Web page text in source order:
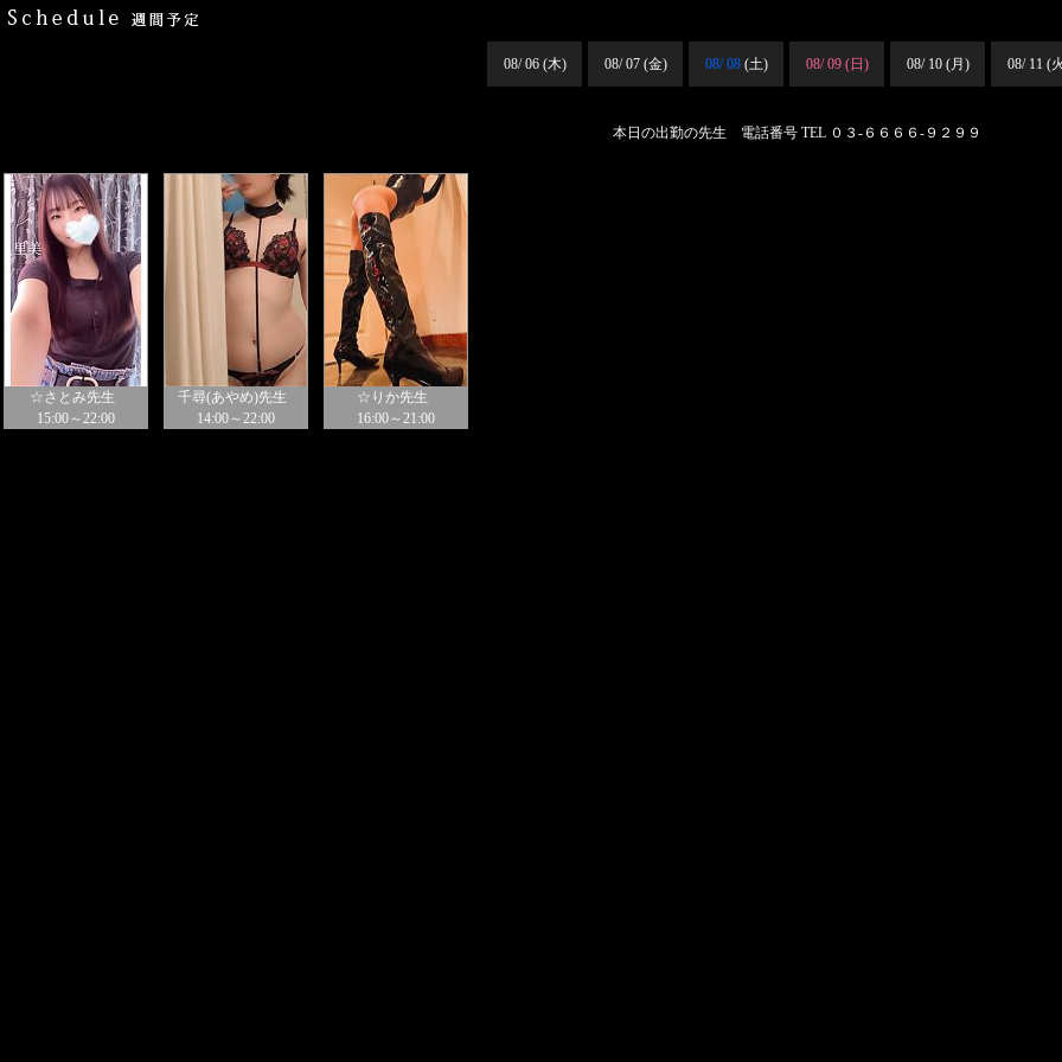
08/ 06 (木) 08/ 07 (金) 08/ 08 (土) 08/ 09 (日) 08/ 10 (月) 08/ 11 (
本日の出勤の先生 電話番号TEL ０３-６６６６-９２９９
☆さとみ先生
15:00～22:00
千尋(あやめ)先生
14:00～22:00
☆りか先生
16:00～21:00